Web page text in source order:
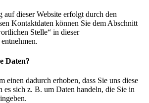
auf dieser Website erfolgt durch den
Kontaktdaten können Sie dem Abschnitt
Stelle“ in dieser
Daten?
einen dadurch erhoben, dass Sie uns diese
es sich z. B. um Daten handeln, die Sie in